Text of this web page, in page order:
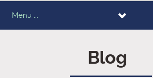
Menu ...
Blog